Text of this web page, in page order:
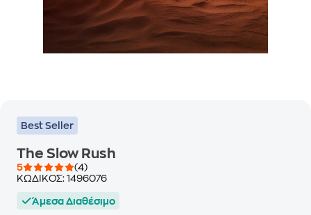
Best Seller
The Slow Rush
5
(4)
ΚΩΔΙΚΟΣ: 1496076
Άμεσα Διαθέσιμο